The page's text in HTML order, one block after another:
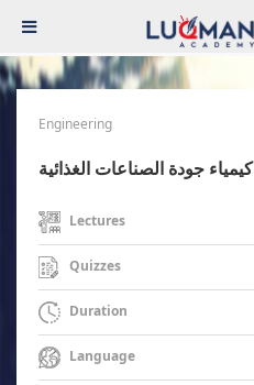
Engineering
كيمياء جودة الصناعات الغذائية
Lectures
Quizzes
Duration
Language